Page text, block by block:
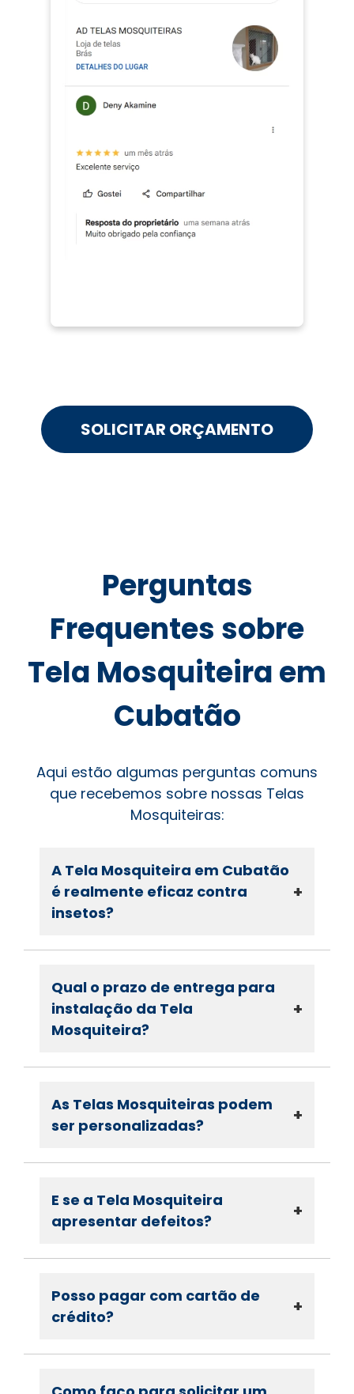
SOLICITAR ORÇAMENTO
Perguntas
Frequentes sobre
Tela Mosquiteira em
Cubatão
Aqui estão algumas perguntas comuns
que recebemos sobre nossas Telas
Mosquiteiras:
A Tela Mosquiteira em Cubatão
é realmente eficaz contra
insetos?
+
Qual o prazo de entrega para
instalação da Tela
Mosquiteira?
+
As Telas Mosquiteiras podem
ser personalizadas?
+
E se a Tela Mosquiteira
apresentar defeitos?
+
Posso pagar com cartão de
crédito?
+